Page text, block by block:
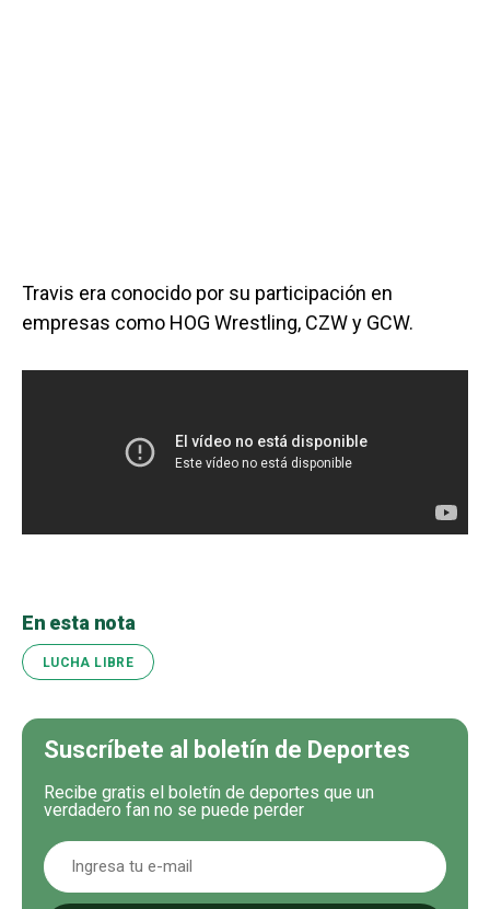
Travis era conocido por su participación en
empresas como HOG Wrestling, CZW y GCW.
En esta nota
LUCHA LIBRE
Suscríbete al boletín de Deportes
Recibe gratis el boletín de deportes que un
verdadero fan no se puede perder